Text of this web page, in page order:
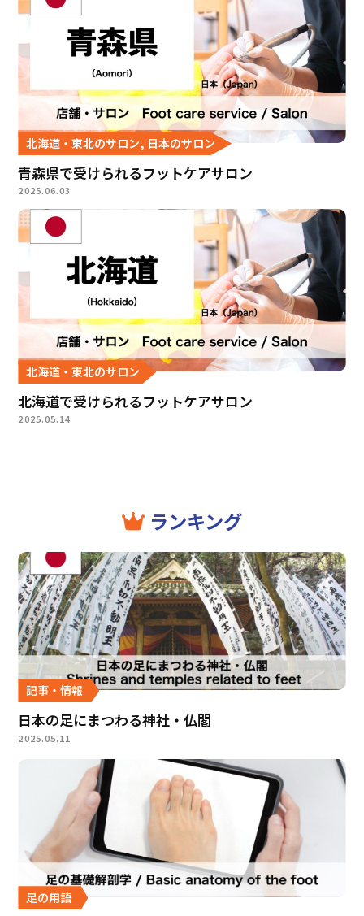
北海道・東北のサロン, 日本のサロン
青森県で受けられるフットケアサロン
2025.06.03
北海道・東北のサロン
北海道で受けられるフットケアサロン
2025.05.14
ランキング
記事・情報
日本の足にまつわる神社・仏閣
2025.05.11
足の用語